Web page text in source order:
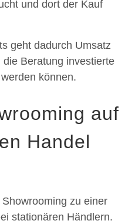
und dort der Kauf
geht dadurch Umsatz
Beratung investierte
können.
auf
Handel
zu einer
stationären Händlern.